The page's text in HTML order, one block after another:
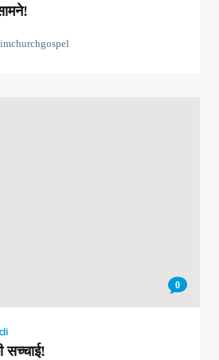
0
सच्चाई!